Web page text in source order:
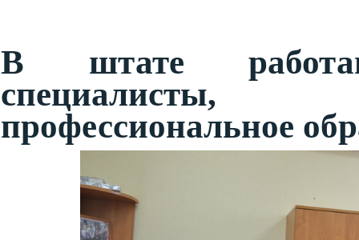
В штате
профессиональное